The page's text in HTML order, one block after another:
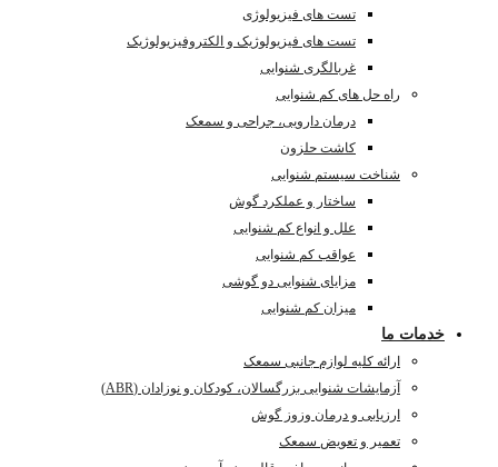
تست های فیزیولوژی
تست های فیزیولوژیک و الکتروفیزیولوژیک
غربالگری شنوایی
راه حل های کم شنوایی
درمان دارویی، جراحی و سمعک
کاشت حلزون
شناخت سیستم شنوایی
ساختار و عملکرد گوش
علل و انواع کم شنوایی
عواقب کم شنوایی
مزایای شنوایی دو گوشی
میزان کم شنوایی
خدمات ما
ارائه کلیه لوازم جانبی سمعک
آزمایشات شنوایی بزرگسالان، کودکان و نوزادان (ABR)
ارزیابی و درمان وزوز گوش
تعمیر و تعویض سمعک